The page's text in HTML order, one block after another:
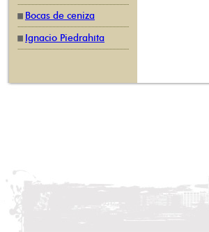
Bocas de ceniza
Ignacio Piedrahíta